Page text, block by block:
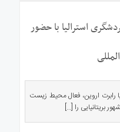
دلاری گردشگری استرالیا با حضور
رابرت اروین، فعال محیط زیست
بریتانیایی را […]